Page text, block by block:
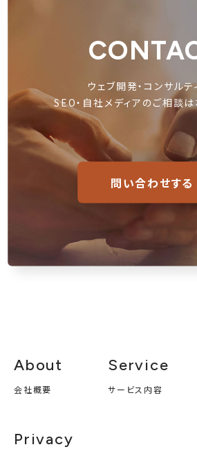
ウェブ開発・コンサルテ
SEO・自社メディアのご相談
問い合わせする
About
会社概要
Service
サービス内容
Privacy